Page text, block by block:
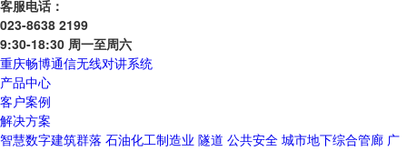
客服电话：
023-8638 2199
9:30-18:30 周一至周六
重庆畅博通信无线对讲系统
产品中心
客户案例
解决方案
智慧数字建筑群落 石油化工制造业 隧道 公共安全 城市地下综合管廊 广